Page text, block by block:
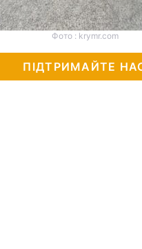
Фото : krymr.com
ПІДТРИМАЙТЕ